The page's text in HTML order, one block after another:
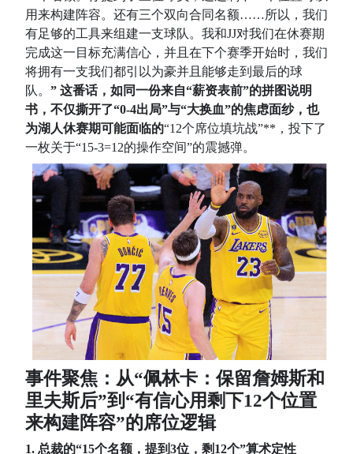
用来构建阵容。还有三个双向合同名额……所以，我们
有足够的工具来组建一支球队。我和JJ对我们在休赛期
完成这一目标充满信心，并且在下个赛季开始时，我们
将拥有一支我们都引以为豪并且能够走到最后的球
队。 ” 这番话，如同一份来自“薪资表前”的拼图说明
书，不仅撕开了“0-4出局”与“大换血”的焦虑面纱，也
为湖人休赛期可能面临的“12个席位填坑战”**，投下了
一枚关于“15-3=12的操作空间”的震撼弹。
事件聚焦：从“佩林卡：保留詹姆斯和
里夫斯后”到“有信心用剩下12个位置
来构建阵容”的席位逻辑
1. 总裁的“15个名额，提到3位，剩12个”算术定性